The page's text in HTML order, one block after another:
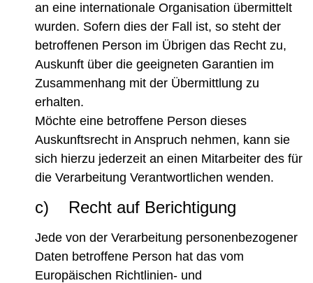
an eine internationale Organisation übermittelt
wurden. Sofern dies der Fall ist, so steht der
betroffenen Person im Übrigen das Recht zu,
Auskunft über die geeigneten Garantien im
Zusammenhang mit der Übermittlung zu
erhalten.
Möchte eine betroffene Person dieses
Auskunftsrecht in Anspruch nehmen, kann sie
sich hierzu jederzeit an einen Mitarbeiter des für
die Verarbeitung Verantwortlichen wenden.
c) Recht auf Berichtigung
Jede von der Verarbeitung personenbezogener
Daten betroffene Person hat das vom
Europäischen Richtlinien- und